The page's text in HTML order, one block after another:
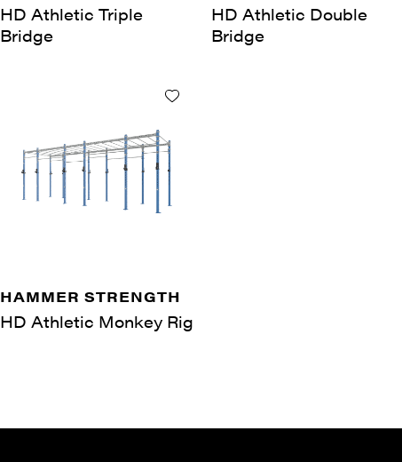
HD Athletic Triple
Bridge
HD Athletic Double
Bridge
HAMMER STRENGTH
HD Athletic Monkey Rig